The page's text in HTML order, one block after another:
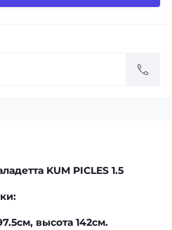
KUM PICLES 1.5
высота 142см.